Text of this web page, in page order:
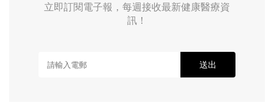
立即訂閱電子報，每週接收最新健康醫療資
訊！
送出